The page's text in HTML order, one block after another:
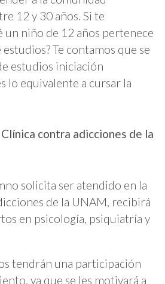
12 y 30 años. Si te
un niño de 12 años pertenece
estudios? Te contamos que se
estudios iniciación
lo equivalente a cursar la
contra adicciones de la
solicita ser atendido en la
de la UNAM, recibirá
en psicología, psiquiatría y
tendrán una participación
ya que se les motivará a